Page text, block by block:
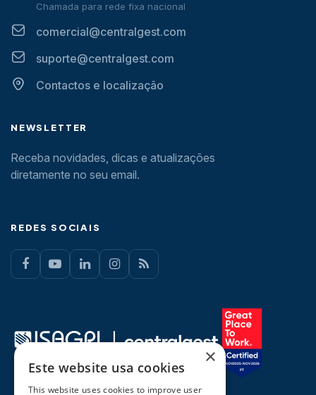
Chamada para rede fixa nacional
comercial@centralgest.com
suporte@centralgest.com
Contactos e localização
NEWSLETTER
Receba novidades, dicas e atualizações
diretamente no seu email.
REDES SOCIAIS
×
Este website usa cookies
This website uses cookies to improve user